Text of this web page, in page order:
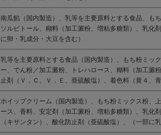
南瓜餡（国内製造）、乳等を主要原料とする食品、も
ソルビトール、糊料（加工澱粉、増粘多糖類）、乳化
に卵・乳成分・大豆を含む）
乳等を主要原料とする食品（国内製造）、もち粉ミッ
ー、でん粉／加工澱粉、トレハロース、糊料（加工澱
止剤（Ｖ．Ｃ、Ｖ．Ｅ、亜硫酸塩）、着色料（黄４、
ホイップクリーム（国内製造）、もち粉ミックス粉、
ース、香料、安定剤（加工澱粉、増粘多糖類）、乳化
（キサンタン）、酸化防止剤（亜硫酸塩）、（一部に